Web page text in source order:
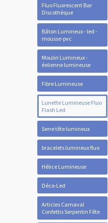
Fluo Fluorescent Bar
Discothèque
Bâton Lumineux - led -
mousse-pvc
Moulin Lumineux -
éolienne lumineuse
Fibre Lumineuse
Lunette Lumineuse Fluo
Flash Led
Serre tête lumineux
bracelets lumineux fluo
Hélice Lumineuse
Déco-Led
Articles Carnaval
Confettis Serpentin Fête